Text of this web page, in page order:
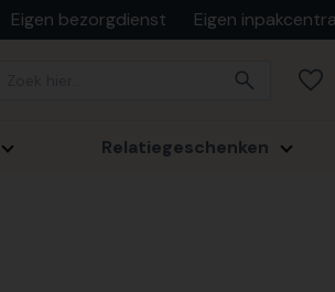
Eigen bezorgdienst Eigen
Relatiegeschenken